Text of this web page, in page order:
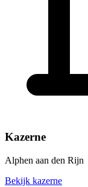
Kazerne
Alphen aan den Rijn
Bekijk kazerne